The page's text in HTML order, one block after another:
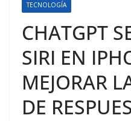
TECNOLOGÍA
CHATGPT
SIRI EN
MEJORAR
DE